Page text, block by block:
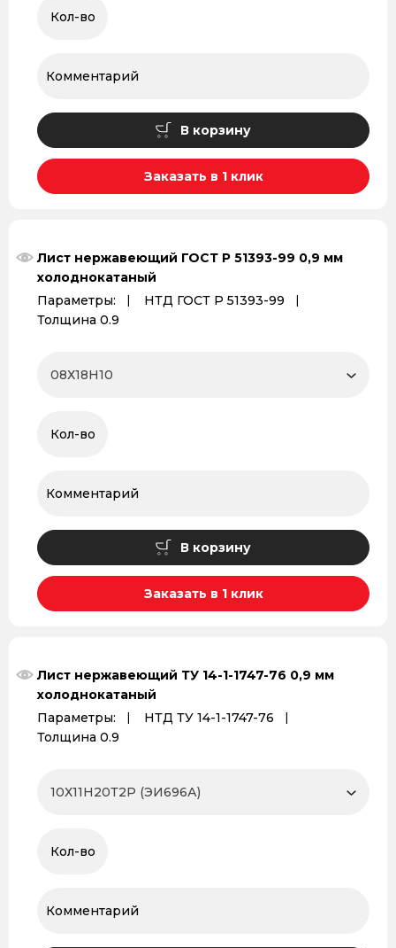
В корзину
Заказать в 1 клик
Лист нержавеющий ГОСТ Р 51393-99 0,9 мм
холоднокатаный
Параметры:
НТД ГОСТ Р 51393-99
Толщина 0.9
В корзину
Заказать в 1 клик
Лист нержавеющий ТУ 14-1-1747-76 0,9 мм
холоднокатаный
Параметры:
НТД ТУ 14-1-1747-76
Толщина 0.9